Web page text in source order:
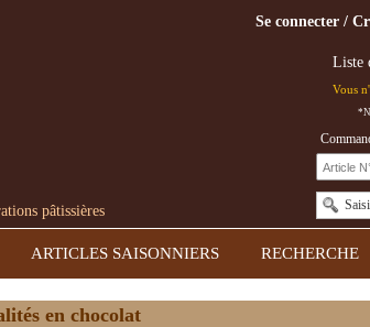
pâtissières
Se connecter /
Liste
Vous
ARTICLES SAISONNIERS RECHERCHE
en chocolat